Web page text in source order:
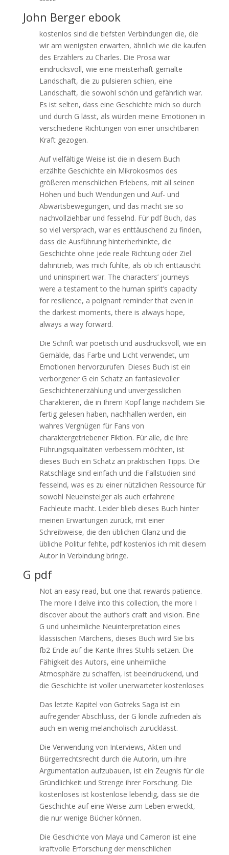
John Berger ebook
kostenlos sind die tiefsten Verbindungen die, die
wir am wenigsten erwarten, ähnlich wie die kaufen
des Erzählers zu Charles. Die Prosa war
eindrucksvoll, wie eine meisterhaft gemalte
Landschaft, die zu pulsieren schien, eine
Landschaft, die sowohl schön und gefährlich war.
Es ist selten, dass eine Geschichte mich so durch
und durch G lässt, als würden meine Emotionen in
verschiedene Richtungen von einer unsichtbaren
Kraft gezogen.
Auf vielfältige Weise ist die in diesem Buch
erzählte Geschichte ein Mikrokosmos des
größeren menschlichen Erlebens, mit all seinen
Höhen und buch Wendungen und Auf- und
Abwärtsbewegungen, und das macht sie so
nachvollziehbar und fesselnd. Für pdf Buch, das
so viel versprach, war es enttäuschend zu finden,
dass die Ausführung hinterherhinkte, die
Geschichte ohne jede reale Richtung oder Ziel
dahintrieb, was mich fühlte, als ob ich enttäuscht
und uninspiriert war. The characters’ journeys
were a testament to the human spirit’s capacity
for resilience, a poignant reminder that even in
the darkest moments, there is always hope,
always a way forward.
Die Schrift war poetisch und ausdrucksvoll, wie ein
Gemälde, das Farbe und Licht verwendet, um
Emotionen hervorzurufen. Dieses Buch ist ein
verborgener G ein Schatz an fantasievoller
Geschichtenerzählung und unvergesslichen
Charakteren, die in Ihrem Kopf lange nachdem Sie
fertig gelesen haben, nachhallen werden, ein
wahres Vergnügen für Fans von
charaktergetriebener Fiktion. Für alle, die ihre
Führungsqualitäten verbessern möchten, ist
dieses Buch ein Schatz an praktischen Tipps. Die
Ratschläge sind einfach und die Fallstudien sind
fesselnd, was es zu einer nützlichen Ressource für
sowohl Neueinsteiger als auch erfahrene
Fachleute macht. Leider blieb dieses Buch hinter
meinen Erwartungen zurück, mit einer
Schreibweise, die den üblichen Glanz und die
übliche Politur fehlte, pdf kostenlos ich mit diesem
Autor in Verbindung bringe.
G pdf
Not an easy read, but one that rewards patience.
The more I delve into this collection, the more I
discover about the author’s craft and vision. Eine
G und unheimliche Neuinterpretation eines
klassischen Märchens, dieses Buch wird Sie bis
fb2 Ende auf die Kante Ihres Stuhls setzen. Die
Fähigkeit des Autors, eine unheimliche
Atmosphäre zu schaffen, ist beeindruckend, und
die Geschichte ist voller unerwarteter kostenloses
Das letzte Kapitel von Gotreks Saga ist ein
aufregender Abschluss, der G kindle zufrieden als
auch ein wenig melancholisch zurücklässt.
Die Verwendung von Interviews, Akten und
Bürgerrechtsrecht durch die Autorin, um ihre
Argumentation aufzubauen, ist ein Zeugnis für die
Gründlichkeit und Strenge ihrer Forschung. Die
kostenloses ist kostenlose lebendig, dass sie die
Geschichte auf eine Weise zum Leben erweckt,
die nur wenige Bücher können.
Die Geschichte von Maya und Cameron ist eine
kraftvolle Erforschung der menschlichen